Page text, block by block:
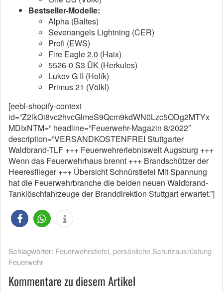
Bestseller-Modelle:
Alpha (Baltes)
Sevenangels Lightning (CER)
Profi (EWS)
Fire Eagle 2.0 (Haix)
5526-0 S3 ÜK (Herkules)
Lukov G II (Holík)
Primus 21 (Völkl)
[eebl-shopify-context
id=”Z2lkOi8vc2hvcGlmeS9Qcm9kdWN0Lzc5ODg2MTYx
MDIxNTM=” headline=”Feuerwehr-Magazin 8/2022″
description=”VERSANDKOSTENFREI Stuttgarter
Waldbrand-TLF +++ Feuerwehrerlebniswelt Augsburg +++
Wenn das Feuerwehrhaus brennt +++ Brandschützer der
Heeresflieger +++ Übersicht Schnürstiefel Mit Spannung
hat die Feuerwehrbranche die beiden neuen Waldbrand-
Tanklöschfahrzeuge der Branddirektion Stuttgart erwartet.”]
Schlagwörter: Feuerwehrstiefel, persönliche Schutzausrüstung
Feuerwehr
Kommentare zu diesem Artikel